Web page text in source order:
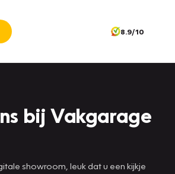
8.9/10
bij Vakgarage
showroom, leuk dat u een kijkje